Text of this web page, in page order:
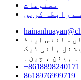
مصنوعات
رابطہ کریں
سائنس اینڈ
ہائی ٹیک
ہینن ، چین۔
+8618898240171
8618976999719